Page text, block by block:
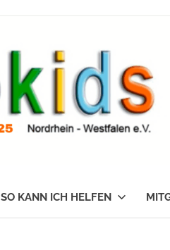
SO KANN ICH HELFEN